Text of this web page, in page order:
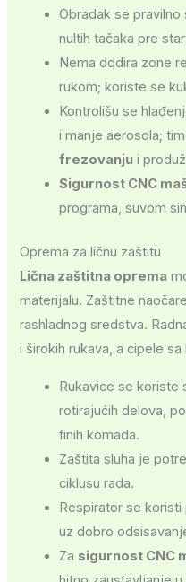
Obradak se
nultih tačaka pre
Nema dodira zone
rukom; koriste se
Kontrolišu se
i manje aerosola;
frezovanju i
Sigurnost CNC
programa, suvom
Oprema za ličnu zaštitu
Lična zaštitna oprema
materijalu. Zaštitne
rashladnog sredstva.
i širokih rukava, a cipele
Rukavice se koriste
rotirajućih delova,
finih komada.
Zaštita sluha je
ciklusu rada.
Respirator se
uz dobro
Za sigurnost CNC